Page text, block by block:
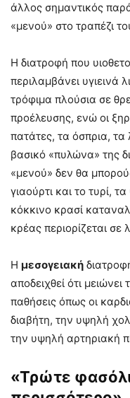
άλλος σημαντικός
«μενού» στο τραπέζι
Η διατροφή που
περιλαμβάνει υγιεινά
τρόφιμα πλούσια σε
προέλευσης, ενώ οι
πατάτες, τα όσπρια, τα
βασικό «πυλώνα» της
«μενού» δεν θα
γιαούρτι και το τυρί,
κόκκινο κρασί
κρέας περιορίζεται
Η μεσογειακή
αποδειχθεί ότι
παθήσεις όπως οι
διαβήτη, την υψηλή
την υψηλή αρτηριακή
«Τρώτε